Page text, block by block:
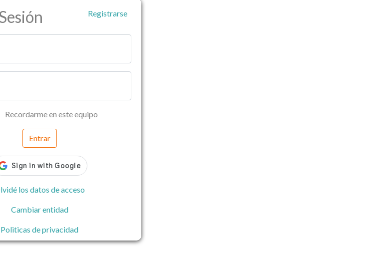
Registrarse
Recordarme en este equipo
Entrar
los datos de acceso
Cambiar entidad
Politicas de privacidad